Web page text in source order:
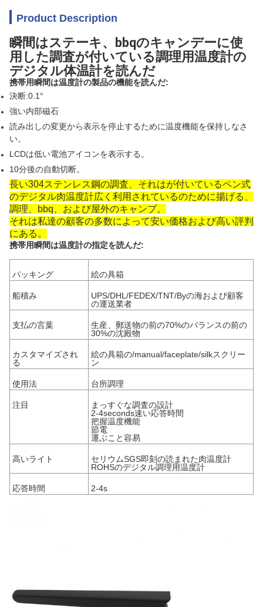
Product Description
瞬間はステーキ、bbqのキャンデーに使
用した調査が付いている調理用温度計の
デジタル体温計を読んだ
携帯用瞬間は温度計の製品の機能を読んだ:
決断:0.1°
強い内部磁石
読み出しの変更から表示を停止するために温度機能を保持しなさ
い。
LCDは低い電池アイコンを表示する。
10分後の自動切断。
長い304ステンレス鋼の調査、それはが付いているペン式
のデジタル肉温度計広く利用されているのために揚げる、
調理、bbq、および屋外のキャンプ。
それは私達の顧客の多数によって安い価格および高い評判
にある。
携帯用瞬間は温度計の指定を読んだ:
パッキング 絵の具箱
船積み
UPS/DHL/FEDEX/TNT/Byの海および顧客
の運送業者
支払の言葉
生産、郵送物の前の70%のバランスの前の
30%の沈殿物
カスタマイズされ
る
絵の具箱の/manual/faceplate/silkスクリー
ン
使用法 台所調理
注目
まっすぐな調査の設計
2-4seconds速い応答時間
把握温度機能
節電
運ぶこと容易
高いライト
セリウムSGS即刻の読まれた肉温度計
ROHSのデジタル調理用温度計
応答時間 2-4s